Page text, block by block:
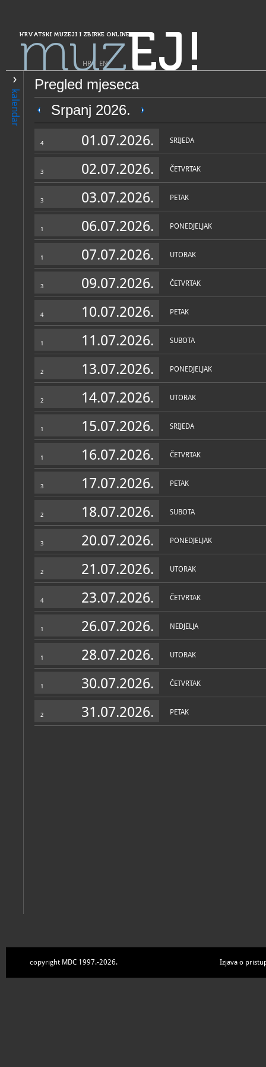
HRVATSKI MUZEJI I ZBIRKE ONLINE
muzEJ!
HR| EN
kalendar
Pregled mjeseca
Srpanj 2026.
4 01.07.2026. SRIJEDA
3 02.07.2026. ČETVRTAK
3 03.07.2026. PETAK
1 06.07.2026. PONEDJELJAK
1 07.07.2026. UTORAK
3 09.07.2026. ČETVRTAK
4 10.07.2026. PETAK
1 11.07.2026. SUBOTA
2 13.07.2026. PONEDJELJAK
2 14.07.2026. UTORAK
1 15.07.2026. SRIJEDA
1 16.07.2026. ČETVRTAK
3 17.07.2026. PETAK
2 18.07.2026. SUBOTA
3 20.07.2026. PONEDJELJAK
2 21.07.2026. UTORAK
4 23.07.2026. ČETVRTAK
1 26.07.2026. NEDJELJA
1 28.07.2026. UTORAK
1 30.07.2026. ČETVRTAK
2 31.07.2026. PETAK
PRETRAŽIVANJE
Grad Zagreb
Galerija Klovićevi dvori
OPĆI PODACI
Zbirke
copyright MDC 1997.-2026. Izjava o